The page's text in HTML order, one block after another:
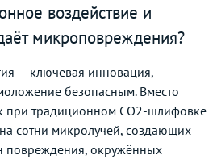
воздействие и
микроповреждения?
— ключевая инновация,
безопасным. Вместо
при традиционном CO2-шлифовке
сотни микролучей, создающих
повреждения, окружённых